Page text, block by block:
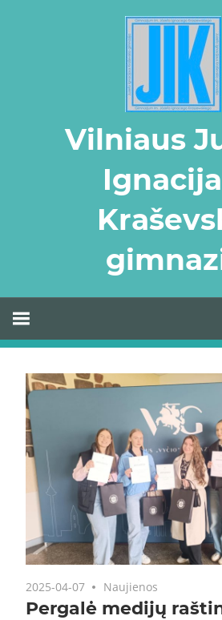
Vilniaus
2025-04-07 Naujienos
Pergalė medijų